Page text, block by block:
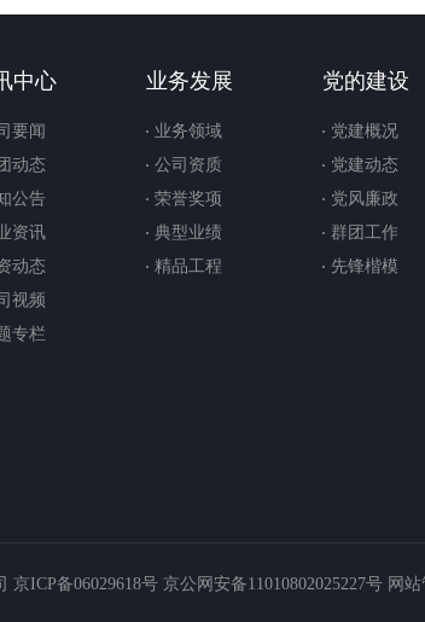
中心
要闻
动态
公告
资讯
动态
视频
专栏
业务发展
业务领域
公司资质
荣誉奖项
典型业绩
精品工程
党的建设
党建概况
党建动态
党风廉政
群团工作
先锋楷模
ICP备06029618号 京公网安备11010802025227号 网